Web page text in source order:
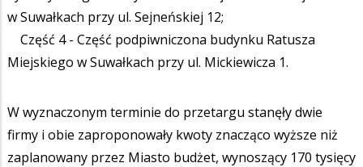
w Suwałkach przy ul. Sejneńskiej 12;
Część 4 - Część podpiwniczona budynku Ratusza
Miejskiego w Suwałkach przy ul. Mickiewicza 1.
W wyznaczonym terminie do przetargu stanęły dwie
firmy i obie zaproponowały kwoty znacząco wyższe niż
zaplanowany przez Miasto budżet, wynoszący 170 tysięcy